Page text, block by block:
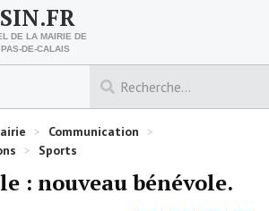
DE LA MAIRIE DE
DE-CALAIS
> Communication >
> Sports
: nouveau bénévole.